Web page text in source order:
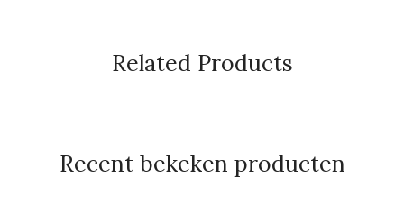
Related Products
Recent bekeken producten